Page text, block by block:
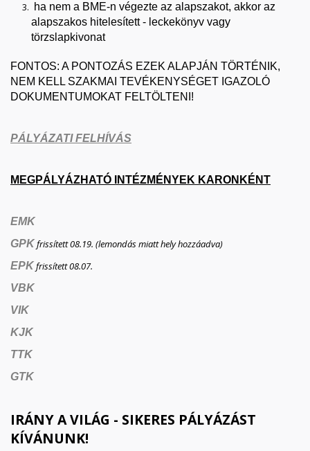
ha nem a BME-n végezte az alapszakot, akkor az
alapszakos hitelesített - leckekönyv vagy
törzslapkivonat
FONTOS: A PONTOZÁS EZEK ALAPJÁN TÖRTÉNIK,
NEM KELL SZAKMAI TEVÉKENYSÉGET IGAZOLÓ
DOKUMENTUMOKAT FELTÖLTENI!
PÁLYÁZATI FELHÍVÁS
MEGPÁLYÁZHATÓ INTÉZMÉNYEK KARONKÉNT
EMK
GPKfrissített 08.19. (lemondás miatt hely hozzáadva)
EPKfrissített 08.07.
VBK
VIK
KJK
TTK
GTK
IRÁNY A VILÁG - SIKERES PÁLYÁZÁST
KÍVÁNUNK!